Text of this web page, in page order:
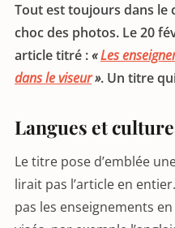
Tout est toujours dans le
choc des photos. Le 20
article titré :«Les
dans le viseur». Un titre
Langues et
Le titre pose d’emblée
lirait pas l’article en
pas les enseignements